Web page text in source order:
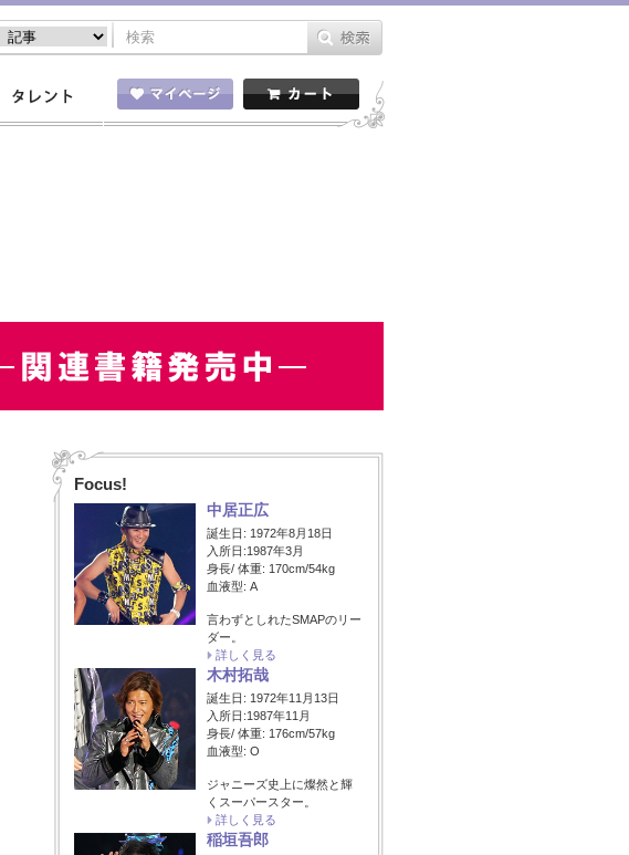
Focus!
中居正広
誕生日: 1972年8月18日
入所日:1987年3月
身長/ 体重: 170cm/54kg
血液型: A
言わずとしれたSMAPのリー
ダー。
詳しく見る
木村拓哉
誕生日: 1972年11月13日
入所日:1987年11月
身長/ 体重: 176cm/57kg
血液型: O
ジャニーズ史上に燦然と輝
くスーパースター。
詳しく見る
稲垣吾郎